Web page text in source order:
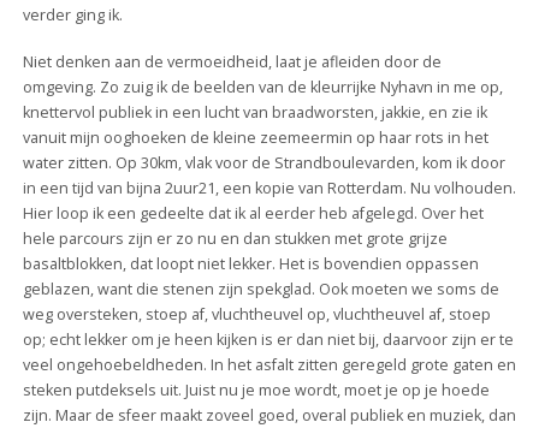
verder ging ik.
Niet denken aan de vermoeidheid, laat je afleiden door de
omgeving. Zo zuig ik de beelden van de kleurrijke Nyhavn in me op,
knettervol publiek in een lucht van braadworsten, jakkie, en zie ik
vanuit mijn ooghoeken de kleine zeemeermin op haar rots in het
water zitten. Op 30km, vlak voor de Strandboulevarden, kom ik door
in een tijd van bijna 2uur21, een kopie van Rotterdam. Nu volhouden.
Hier loop ik een gedeelte dat ik al eerder heb afgelegd. Over het
hele parcours zijn er zo nu en dan stukken met grote grijze
basaltblokken, dat loopt niet lekker. Het is bovendien oppassen
geblazen, want die stenen zijn spekglad. Ook moeten we soms de
weg oversteken, stoep af, vluchtheuvel op, vluchtheuvel af, stoep
op; echt lekker om je heen kijken is er dan niet bij, daarvoor zijn er te
veel ongehoebeldheden. In het asfalt zitten geregeld grote gaten en
steken putdeksels uit. Juist nu je moe wordt, moet je op je hoede
zijn. Maar de sfeer maakt zoveel goed, overal publiek en muziek, dan